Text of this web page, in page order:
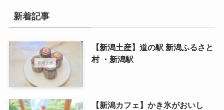
新着記事
【新潟土産】道の駅 新潟ふるさと
村 ・新潟駅
【新潟カフェ】かき氷がおいし